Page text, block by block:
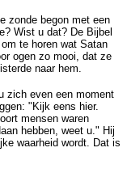
zonde begon met een
Wist u dat? De Bijbel
te horen wat Satan
ogen zo mooi, dat ze
naar hem.
zich even een moment
"Kijk eens hier.
mensen waren
hebben, weet u." Hij
waarheid wordt. Dat is